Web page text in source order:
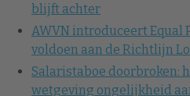
blijft achter
AWVN introduceert Equal
voldoen aan de Richtlijn
Salaristaboe doorbroken:
wetgeving ongelijkheid